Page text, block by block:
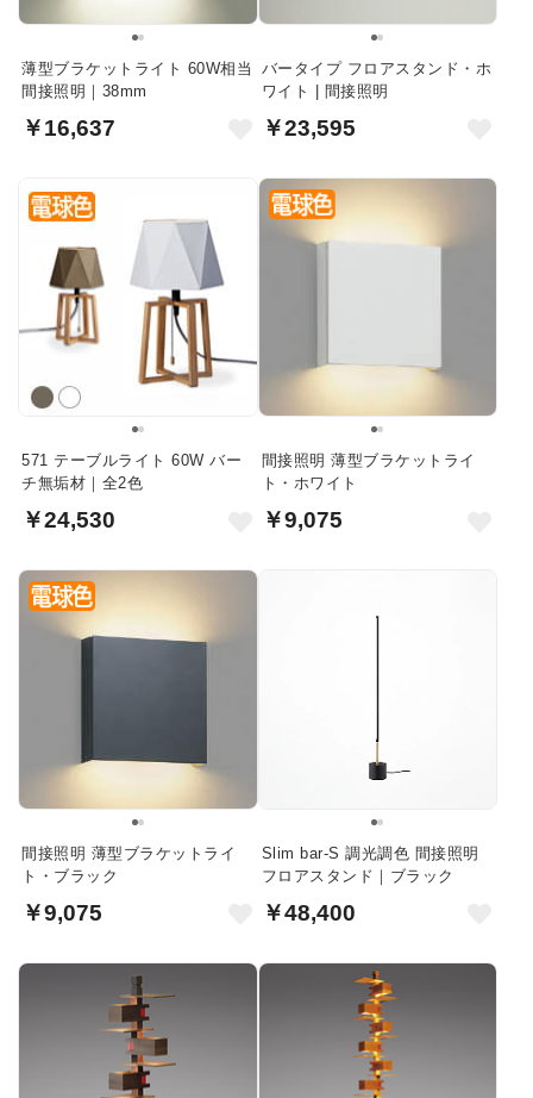
薄型ブラケットライト 60W相当
間接照明｜38mm
￥16,637
バータイプ フロアスタンド・ホ
ワイト | 間接照明
￥23,595
571 テーブルライト 60W バー
チ無垢材｜全2色
￥24,530
間接照明 薄型ブラケットライ
ト・ホワイト
￥9,075
間接照明 薄型ブラケットライ
ト・ブラック
￥9,075
Slim bar-S 調光調色 間接照明
フロアスタンド｜ブラック
￥48,400